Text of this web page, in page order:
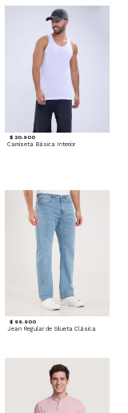
$ 20.900
Camiseta Básica Interior
$ 99.900
Jean Regular de Silueta Clásica